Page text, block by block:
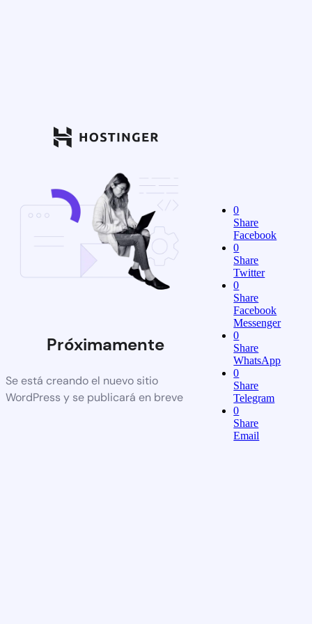
Próximamente
Se está creando el nuevo sitio
WordPress y se publicará en breve
0
Share
Facebook
0
Share
Twitter
0
Share
Facebook
Messenger
0
Share
WhatsApp
0
Share
Telegram
0
Share
Email